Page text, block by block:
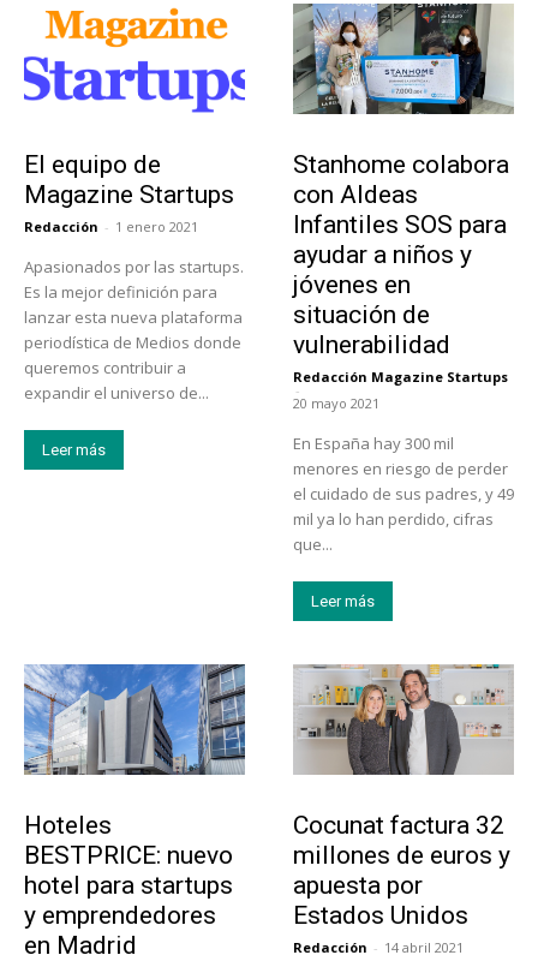
El equipo de
Magazine Startups
Redacción - 1 enero 2021
Apasionados por las startups.
Es la mejor definición para
lanzar esta nueva plataforma
periodística de Medios donde
queremos contribuir a
expandir el universo de...
Leer más
Stanhome colabora
con Aldeas
Infantiles SOS para
ayudar a niños y
jóvenes en
situación de
vulnerabilidad
Redacción Magazine Startups
-
20 mayo 2021
En España hay 300 mil
menores en riesgo de perder
el cuidado de sus padres, y 49
mil ya lo han perdido, cifras
que...
Leer más
Hoteles
BESTPRICE: nuevo
hotel para startups
y emprendedores
en Madrid
Cocunat factura 32
millones de euros y
apuesta por
Estados Unidos
Redacción - 14 abril 2021